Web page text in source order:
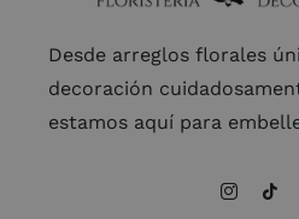
Desde arreglos florales
decoración
estamos aquí para